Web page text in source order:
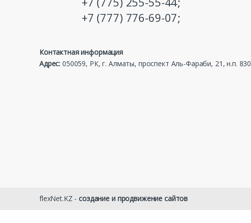
+7 (777) 776-69-07;
Контактная информация
Адрес: 050059, РК, г. Алматы, проспект Аль-Фараби, 21, н.п. 830
flexNet.KZ -создание и продвижение сайтов